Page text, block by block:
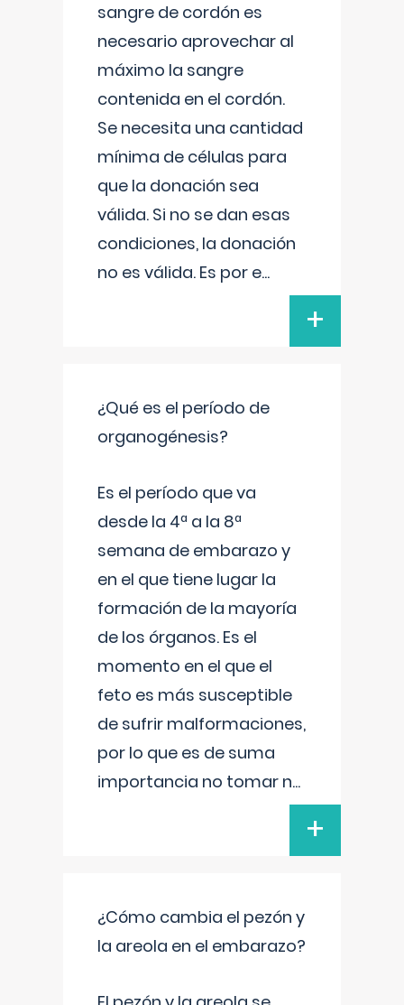
sangre de cordón es
necesario aprovechar al
máximo la sangre
contenida en el cordón.
Se necesita una cantidad
mínima de células para
que la donación sea
válida. Si no se dan esas
condiciones, la donación
no es válida. Es por e...
+
¿Qué es el período de
organogénesis?
Es el período que va
desde la 4ª a la 8ª
semana de embarazo y
en el que tiene lugar la
formación de la mayoría
de los órganos. Es el
momento en el que el
feto es más susceptible
de sufrir malformaciones,
por lo que es de suma
importancia no tomar n...
+
¿Cómo cambia el pezón y
la areola en el embarazo?